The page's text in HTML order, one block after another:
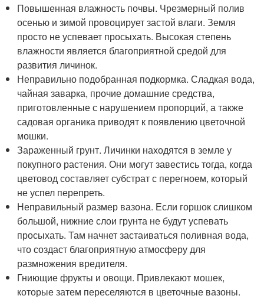
Повышенная влажность почвы. Чрезмерный полив
осенью и зимой провоцирует застой влаги. Земля
просто не успевает просыхать. Высокая степень
влажности является благоприятной средой для
развития личинок.
Неправильно подобранная подкормка. Сладкая вода,
чайная заварка, прочие домашние средства,
приготовленные с нарушением пропорций, а также
садовая органика приводят к появлению цветочной
мошки.
Зараженный грунт. Личинки находятся в земле у
покупного растения. Они могут завестись тогда, когда
цветовод составляет субстрат с перегноем, который
не успел перепреть.
Неправильный размер вазона. Если горшок слишком
большой, нижние слои грунта не будут успевать
просыхать. Там начнет застаиваться поливная вода,
что создаст благоприятную атмосферу для
размножения вредителя.
Гниющие фрукты и овощи. Привлекают мошек,
которые затем переселяются в цветочные вазоны.